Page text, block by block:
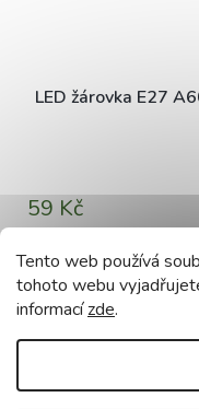
Tento web používá
tohoto webu
informacízde.
LED žárovka E27
59 Kč
ZOBRAZIT